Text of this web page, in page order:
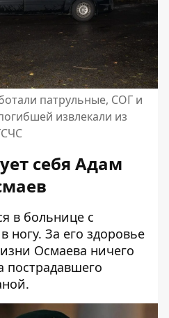
патрульные, СОГ и
извлекали из
себя Адам
в больнице с
ногу. За его здоровье
Осмаева ничего
пострадавшего